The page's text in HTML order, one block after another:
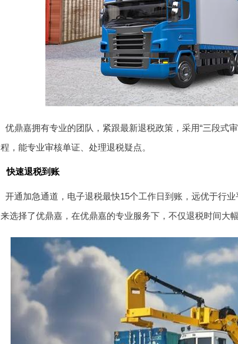
优鼎嘉拥有专业的团队，紧跟最新退税政策，采用“三段式
程，能专业审核单证、处理退税疑点。
快速退税到账
开通加急通道，电子退税最快15个工作日到账，远优于行
来选择了优鼎嘉，在优鼎嘉的专业服务下，不仅退税时间大